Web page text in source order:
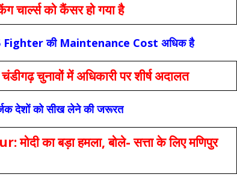
को कैंसर हो गया है
35 Fighter की Maintenance Cost अधिक है
चुनावों में अधिकारी पर शीर्ष अदालत
देशों को सीख लेने की जरूरत
का बड़ा हमला, बोले- सत्ता के लिए मणिपुर